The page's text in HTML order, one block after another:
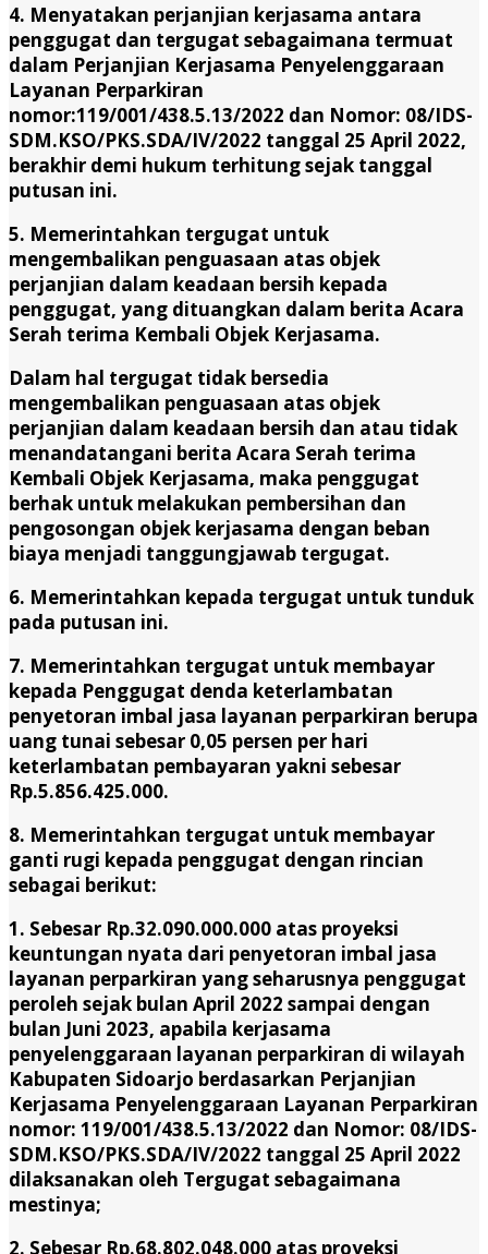
4. Menyatakan perjanjian kerjasama antara
penggugat dan tergugat sebagaimana termuat
dalam Perjanjian Kerjasama Penyelenggaraan
Layanan Perparkiran
nomor:119/001/438.5.13/2022 dan Nomor: 08/IDS-
SDM.KSO/PKS.SDA/IV/2022 tanggal 25 April 2022,
berakhir demi hukum terhitung sejak tanggal
putusan ini.
5. Memerintahkan tergugat untuk
mengembalikan penguasaan atas objek
perjanjian dalam keadaan bersih kepada
penggugat, yang dituangkan dalam berita Acara
Serah terima Kembali Objek Kerjasama.
Dalam hal tergugat tidak bersedia
mengembalikan penguasaan atas objek
perjanjian dalam keadaan bersih dan atau tidak
menandatangani berita Acara Serah terima
Kembali Objek Kerjasama, maka penggugat
berhak untuk melakukan pembersihan dan
pengosongan objek kerjasama dengan beban
biaya menjadi tanggungjawab tergugat.
6. Memerintahkan kepada tergugat untuk tunduk
pada putusan ini.
7. Memerintahkan tergugat untuk membayar
kepada Penggugat denda keterlambatan
penyetoran imbal jasa layanan perparkiran berupa
uang tunai sebesar 0,05 persen per hari
keterlambatan pembayaran yakni sebesar
Rp.5.856.425.000.
8. Memerintahkan tergugat untuk membayar
ganti rugi kepada penggugat dengan rincian
sebagai berikut:
1. Sebesar Rp.32.090.000.000 atas proyeksi
keuntungan nyata dari penyetoran imbal jasa
layanan perparkiran yang seharusnya penggugat
peroleh sejak bulan April 2022 sampai dengan
bulan Juni 2023, apabila kerjasama
penyelenggaraan layanan perparkiran di wilayah
Kabupaten Sidoarjo berdasarkan Perjanjian
Kerjasama Penyelenggaraan Layanan Perparkiran
nomor: 119/001/438.5.13/2022 dan Nomor: 08/IDS-
SDM.KSO/PKS.SDA/IV/2022 tanggal 25 April 2022
dilaksanakan oleh Tergugat sebagaimana
mestinya;
2. Sebesar Rp.68.802.048.000 atas proyeksi